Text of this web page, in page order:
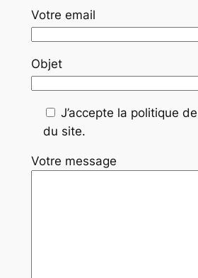
Votre email
Objet
J’accepte la politique
du site.
Votre message